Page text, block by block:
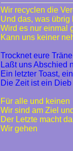
Wir recyclen die
Und das, was übrig
Wird es nur einmal
Kann uns keiner
Trocknet eure
Laßt uns Abschied
Ein letzter Toast,
Die Zeit ist ein Dieb
Für alle und keinen
Wir sind am Ziel
Der Letzte macht
Wir gehen